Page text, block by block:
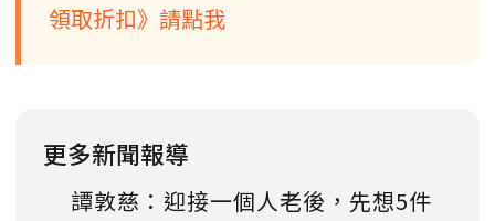
領取折扣》請點我
更多新聞報導
譚敦慈：迎接一個人老後，先想5件